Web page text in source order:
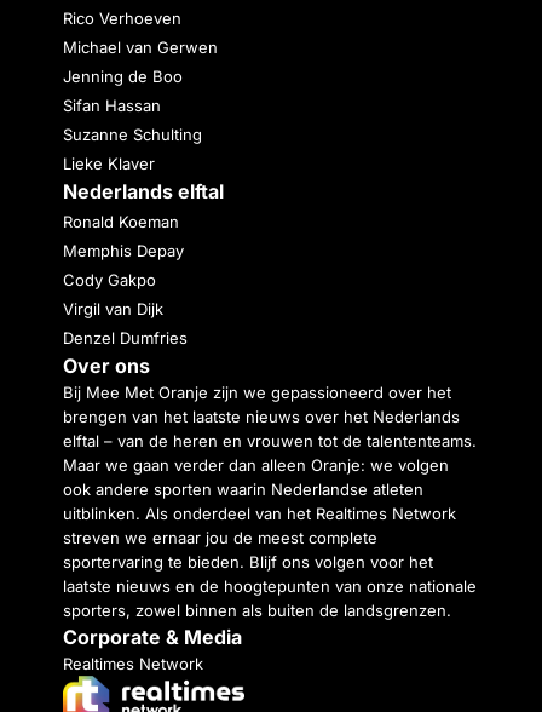
Rico Verhoeven
Michael van Gerwen
Jenning de Boo
Sifan Hassan
Suzanne Schulting
Lieke Klaver
Nederlands elftal
Ronald Koeman
Memphis Depay
Cody Gakpo
Virgil van Dijk
Denzel Dumfries
Over ons
Bij Mee Met Oranje zijn we gepassioneerd over het
brengen van het laatste nieuws over het Nederlands
elftal – van de heren en vrouwen tot de talententeams.
Maar we gaan verder dan alleen Oranje: we volgen
ook andere sporten waarin Nederlandse atleten
uitblinken. Als onderdeel van het Realtimes Network
streven we ernaar jou de meest complete
sportervaring te bieden. Blijf ons volgen voor het
laatste nieuws en de hoogtepunten van onze nationale
sporters, zowel binnen als buiten de landsgrenzen.
Corporate & Media
Realtimes Network